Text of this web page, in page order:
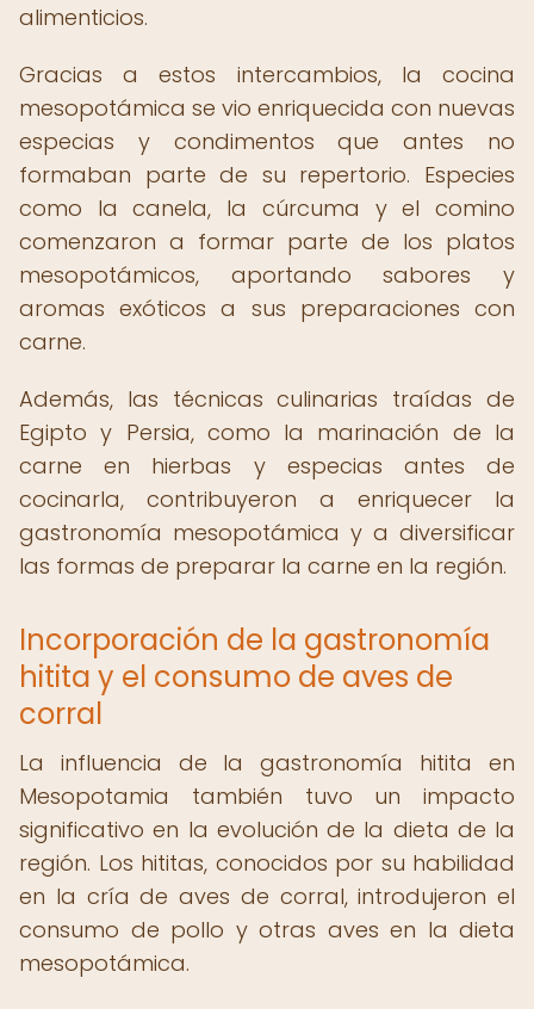
alimenticios.
Gracias a estos intercambios, la cocina
mesopotámica se vio enriquecida con nuevas
especias y condimentos que antes no
formaban parte de su repertorio. Especies
como la canela, la cúrcuma y el comino
comenzaron a formar parte de los platos
mesopotámicos, aportando sabores y
aromas exóticos a sus preparaciones con
carne.
Además, las técnicas culinarias traídas de
Egipto y Persia, como la marinación de la
carne en hierbas y especias antes de
cocinarla, contribuyeron a enriquecer la
gastronomía mesopotámica y a diversificar
las formas de preparar la carne en la región.
Incorporación de la gastronomía
hitita y el consumo de aves de
corral
La influencia de la gastronomía hitita en
Mesopotamia también tuvo un impacto
significativo en la evolución de la dieta de la
región. Los hititas, conocidos por su habilidad
en la cría de aves de corral, introdujeron el
consumo de pollo y otras aves en la dieta
mesopotámica.